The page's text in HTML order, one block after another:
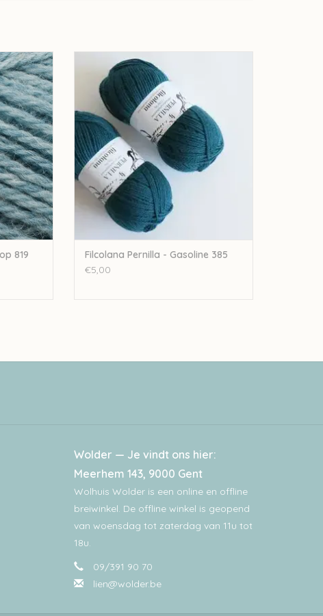
819
819
Filcolana Filcolana Pernilla - Gasoline 385
TOEVOEGEN AAN WINKELWAGEN
Filcolana Pernilla - Gasoline 385
€5,00
Wolder — Je vindt ons hier:
Meerhem 143, 9000 Gent
Wolhuis Wolder is een online en offline
breiwinkel. De offline winkel is geopend
van woensdag tot zaterdag van 11u tot
18u.
09/391 90 70
lien@wolder.be